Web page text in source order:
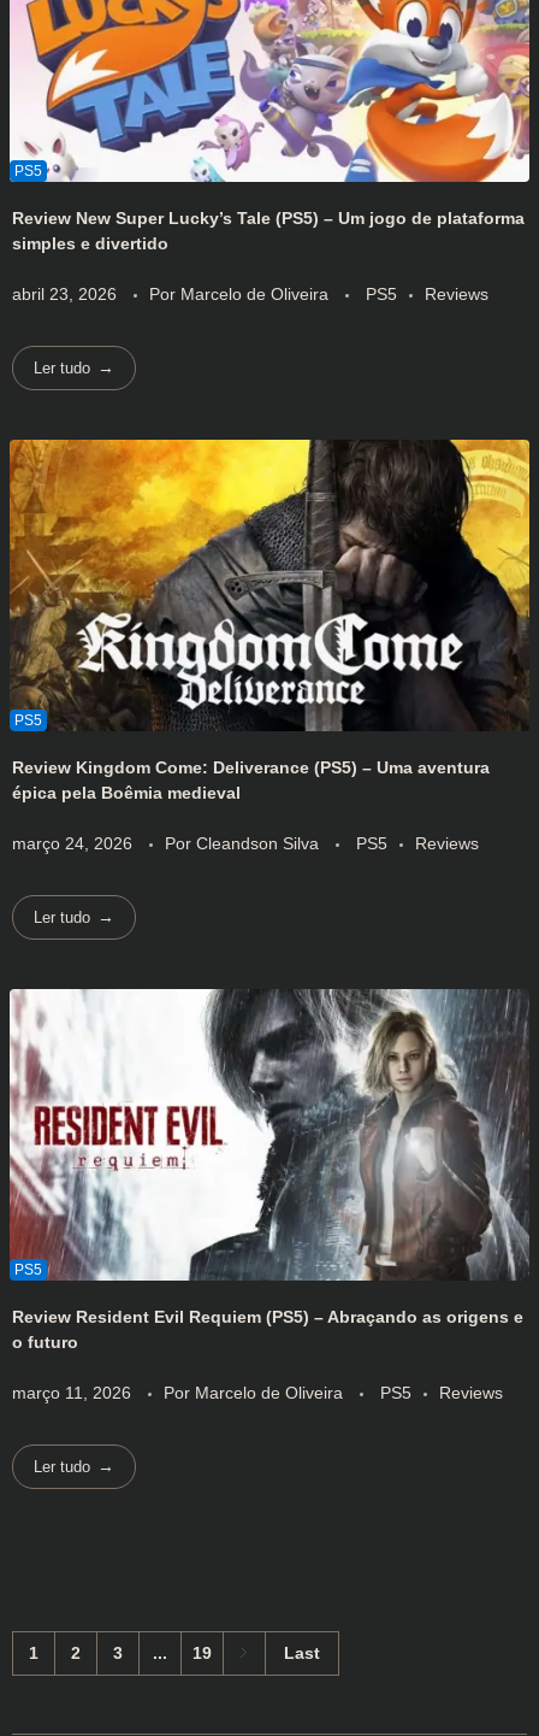
Review New Super Lucky’s Tale (PS5) – Um jogo de plataforma
simples e divertido
abril 23, 2026 Por Marcelo de Oliveira PS5 Reviews
Ler tudo
Review Kingdom Come: Deliverance (PS5) – Uma aventura
épica pela Boêmia medieval
março 24, 2026 Por Cleandson Silva PS5 Reviews
Ler tudo
Review Resident Evil Requiem (PS5) – Abraçando as origens e
o futuro
março 11, 2026 Por Marcelo de Oliveira PS5 Reviews
Ler tudo
1 2 3 ... 19 Last